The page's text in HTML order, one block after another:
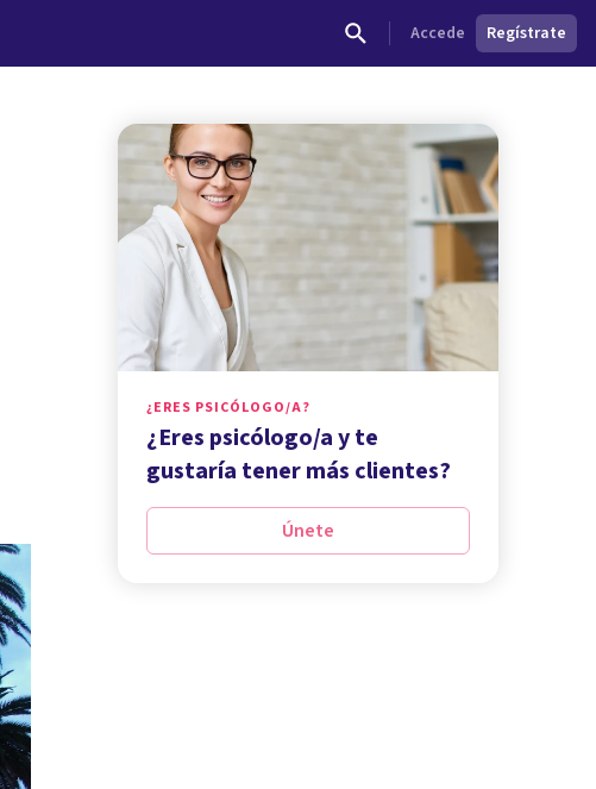
Accede Regístrate
¿ERES PSICÓLOGO/A?
¿Eres psicólogo/a y te
gustaría tener más clientes?
Únete